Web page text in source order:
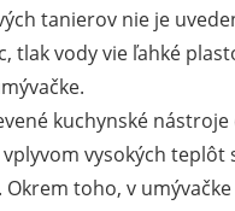
tanierov nie je
tlak vody vie ľahké
kuchynské
vysokých
toho, v